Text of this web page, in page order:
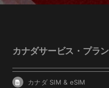
カナダサービス・プラン
カナダ SIM & eSIM